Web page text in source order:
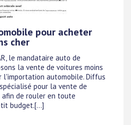
pour acheter
cher
le mandataire auto de
la vente de voitures moins
l'importation automobile. Diffus
pour la vente de
afin de rouler en toute
budget.[...]